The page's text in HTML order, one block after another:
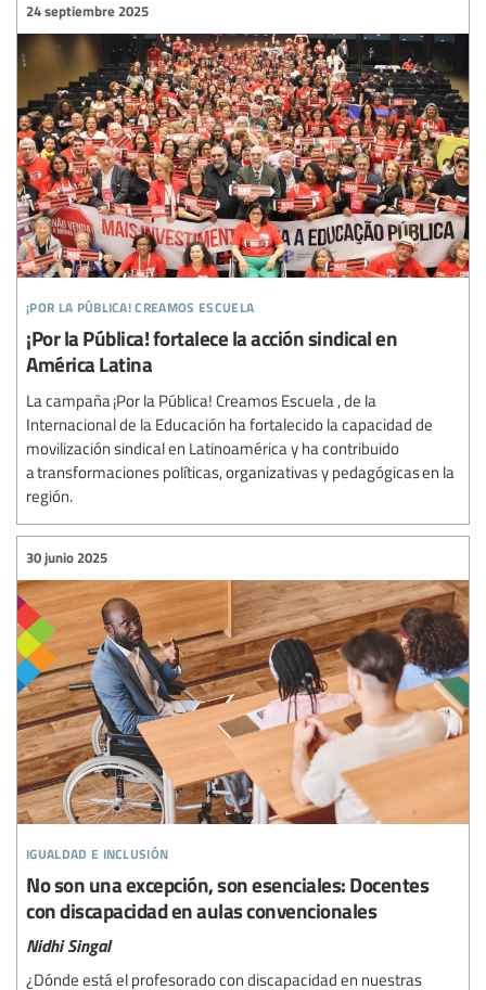
¡por la pública! creamos escuela
24 septiembre 2025
¡Por la Pública! fortalece la acción sindical en
América Latina
La campaña ¡Por la Pública! Creamos Escuela , de la
Internacional de la Educación ha fortalecido la capacidad de
movilización sindical en Latinoamérica y ha contribuido
a transformaciones políticas, organizativas y pedagógicas en la
región.
igualdad e inclusión
30 junio 2025
No son una excepción, son esenciales: Docentes
con discapacidad en aulas convencionales
Nidhi Singal
¿Dónde está el profesorado con discapacidad en nuestras